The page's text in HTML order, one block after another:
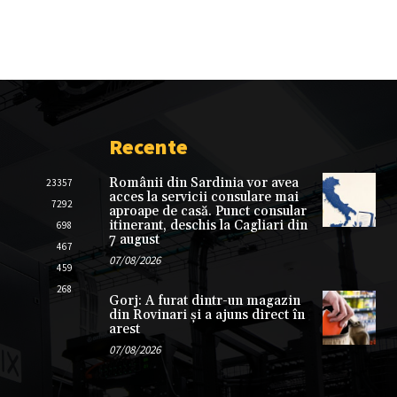
23357
7292
698
467
459
268
Recente
Românii din Sardinia vor avea
acces la servicii consulare mai
aproape de casă. Punct consular
itinerant, deschis la Cagliari din
7 august
07/08/2026
Gorj: A furat dintr-un magazin
din Rovinari și a ajuns direct în
arest
07/08/2026